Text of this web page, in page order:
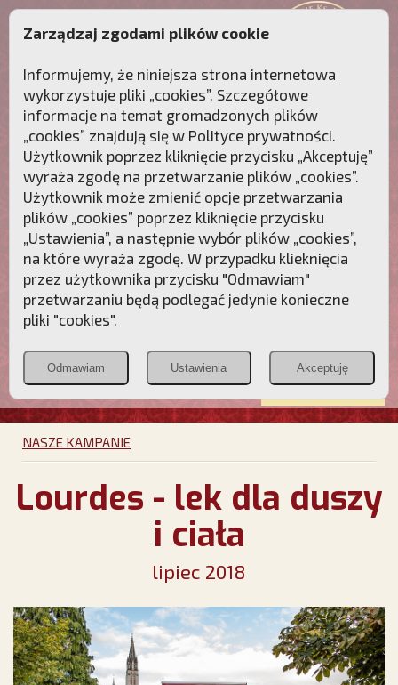
Przebudźmy sumienia Polaków!
Polonia
Christiana
PCh24.pl
Przymierze
POZNAJ APOSTOLAT FATIMY WESPRZYJ
NAS
NASZE KAMPANIE
Lourdes - lek dla duszy
i ciała
lipiec 2018
Zarządzaj zgodami plików cookie
Informujemy, że niniejsza strona internetowa
wykorzystuje pliki „cookies”. Szczegółowe
informacje na temat gromadzonych plików
„cookies” znajdują się w Polityce prywatności.
Użytkownik poprzez kliknięcie przycisku „Akceptuję”
wyraża zgodę na przetwarzanie plików „cookies”.
Użytkownik może zmienić opcje przetwarzania
plików „cookies” poprzez kliknięcie przycisku
„Ustawienia”, a następnie wybór plików „cookies”,
na które wyraża zgodę. W przypadku klieknięcia
przez użytkownika przycisku "Odmawiam"
przetwarzaniu będą podlegać jedynie konieczne
pliki "cookies".
Odmawiam Ustawienia Akceptuję